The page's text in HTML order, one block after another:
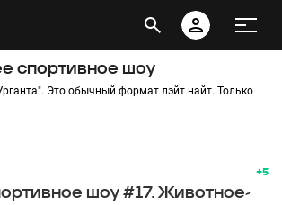
спортивное шоу
Это обычный формат лэйт найт. Только
+5
шоу #17. Животное-